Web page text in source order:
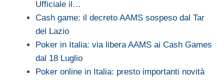
Ufficiale il…
Cash game: il decreto AAMS sospeso dal Tar
del Lazio
Poker in Italia: via libera AAMS ai Cash Games
dal 18 Luglio
Poker online in Italia: presto importanti novità